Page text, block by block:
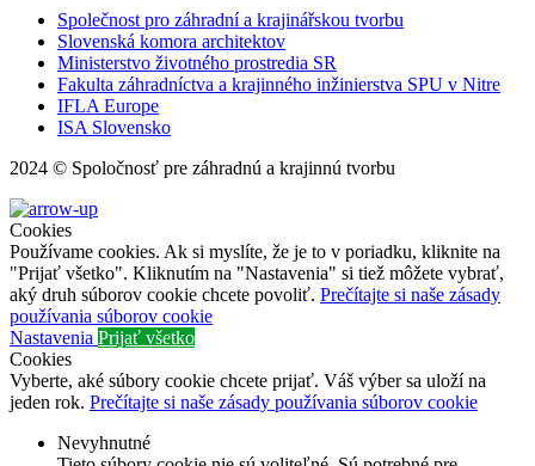
Společnost pro záhradní a krajinářskou tvorbu
Slovenská komora architektov
Ministerstvo životného prostredia SR
Fakulta záhradníctva a krajinného inžinierstva SPU v Nitre
IFLA Europe
ISA Slovensko
2024 © Spoločnosť pre záhradnú a krajinnú tvorbu
Cookies
Používame cookies. Ak si myslíte, že je to v poriadku, kliknite na
"Prijať všetko". Kliknutím na "Nastavenia" si tiež môžete vybrať,
aký druh súborov cookie chcete povoliť. Prečítajte si naše zásady
používania súborov cookie
Nastavenia Prijať všetko
Cookies
Vyberte, aké súbory cookie chcete prijať. Váš výber sa uloží na
jeden rok. Prečítajte si naše zásady používania súborov cookie
Nevyhnutné